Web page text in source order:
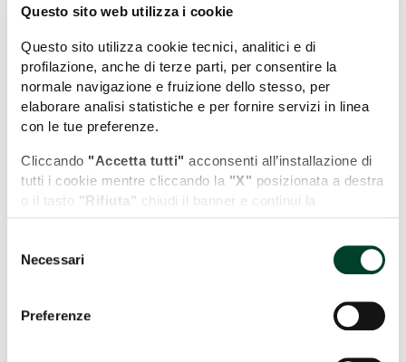
Questo sito web utilizza i cookie
Questo sito utilizza cookie tecnici, analitici e di
profilazione, anche di terze parti, per consentire la
normale navigazione e fruizione dello stesso, per
elaborare analisi statistiche e per fornire servizi in linea
con le tue preferenze.
Cliccando "Accetta tutti" acconsenti all’installazione di
tutti i cookie mentre cliccando la "X" posizionata a destra
o il tasto "Rifiuta" chiudi il banner e continui la
Puoi modificare in ogni momento le tue preferenze
cliccando l'apposita icona posizionata in basso a sinistra;
Policy cliccando sull'apposito link presente nel footer del
delNecessari
Preferenze
+
−